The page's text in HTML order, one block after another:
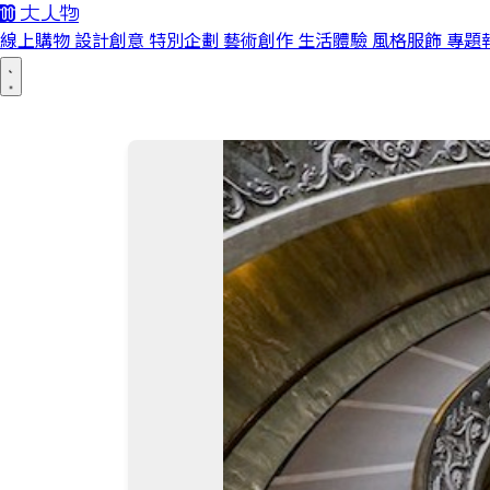
線上購物 設計創意 特別企劃 藝術創作 生活體驗 風格服飾 專題